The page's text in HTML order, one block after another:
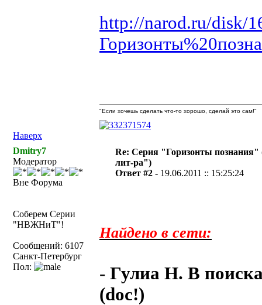
http://narod.ru/disk/
Наверх
"Если хочешь сделать что-то хорошо, сделай это сам!"
Dmitry7
Модератор
Вне Форума
Соберем Серии
"НВЖНиТ"!
Сообщений: 6107
Санкт-Петербург
Пол:
Re: Серия "Горизонты познания"
лит-ра")
Ответ #2 - 19.06.2011 :: 15:25:24
Найдено в сети:
- Гулиа Н. В
(doc!)